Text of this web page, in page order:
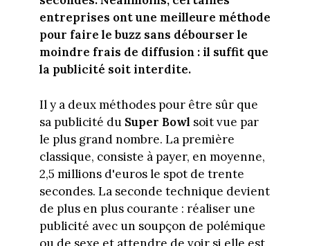
entreprises ont une meilleure méthode
pour faire le buzz sans débourser le
moindre frais de diffusion : il suffit que
la publicité soit interdite.
Il y a deux méthodes pour être sûr que
sa publicité du Super Bowl soit vue par
le plus grand nombre. La première
classique, consiste à payer, en moyenne,
2,5 millions d'euros le spot de trente
secondes. La seconde technique devient
de plus en plus courante : réaliser une
publicité avec un soupçon de polémique
ou de sexe et attendre de voir si elle est